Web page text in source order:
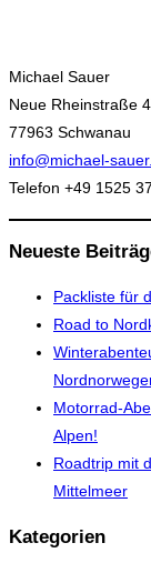
Michael Sauer
Neue Rheinstraße
77963 Schwanau
info@michael-
Telefon +49 1525
Neueste
Packliste für
Road to
Motorrad-
Alpen!
Roadtrip mit
Mittelmeer
Kategorien